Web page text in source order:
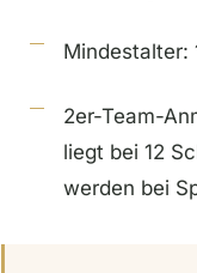
Mindestalter:
2er-Team-
liegt bei 12
werden bei